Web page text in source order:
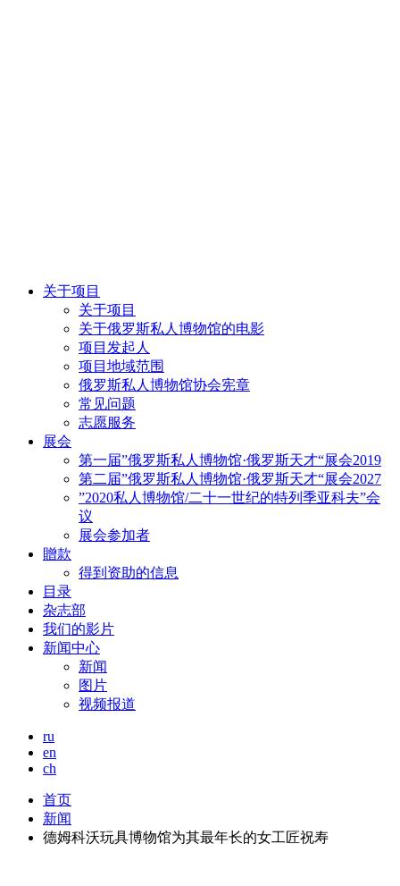
关于项目
关于项目
关于俄罗斯私人博物馆的电影
项目发起人
项目地域范围
俄罗斯私人博物馆协会宪章
常见问题
志愿服务
展会
第一届”俄罗斯私人博物馆·俄罗斯天才“展会2019
第二届”俄罗斯私人博物馆·俄罗斯天才“展会2027
”2020私人博物馆/二十一世纪的特列季亚科夫”会
议
展会参加者
贈款
得到资助的信息
目录
杂志部
我们的影片
新闻中心
新闻
图片
视频报道
ru
en
ch
首页
新闻
德姆科沃玩具博物馆为其最年长的女工匠祝寿